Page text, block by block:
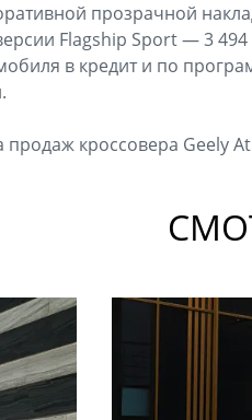
прозрачной
Flagship Sport — 3
в кредит и по
продаж кроссовера Geely